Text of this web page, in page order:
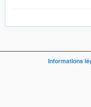
Informations